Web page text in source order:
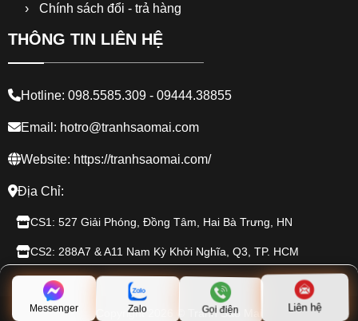
Chính sách đổi - trả hàng
THÔNG TIN LIÊN HỆ
Hotline: 098.5585.309 - 09444.38855
Email: hotro@tranhsaomai.com
Website: https://tranhsaomai.com/
Địa Chỉ:
CS1: 527 Giải Phóng, Đồng Tâm, Hai Bà Trưng, HN
CS2: 288A7 & A11 Nam Kỳ Khởi Nghĩa, Q3, TP. HCM
Copyright 2026 © Tranh Sao Mai
Messenger Zalo Gọi điện Liên hệ